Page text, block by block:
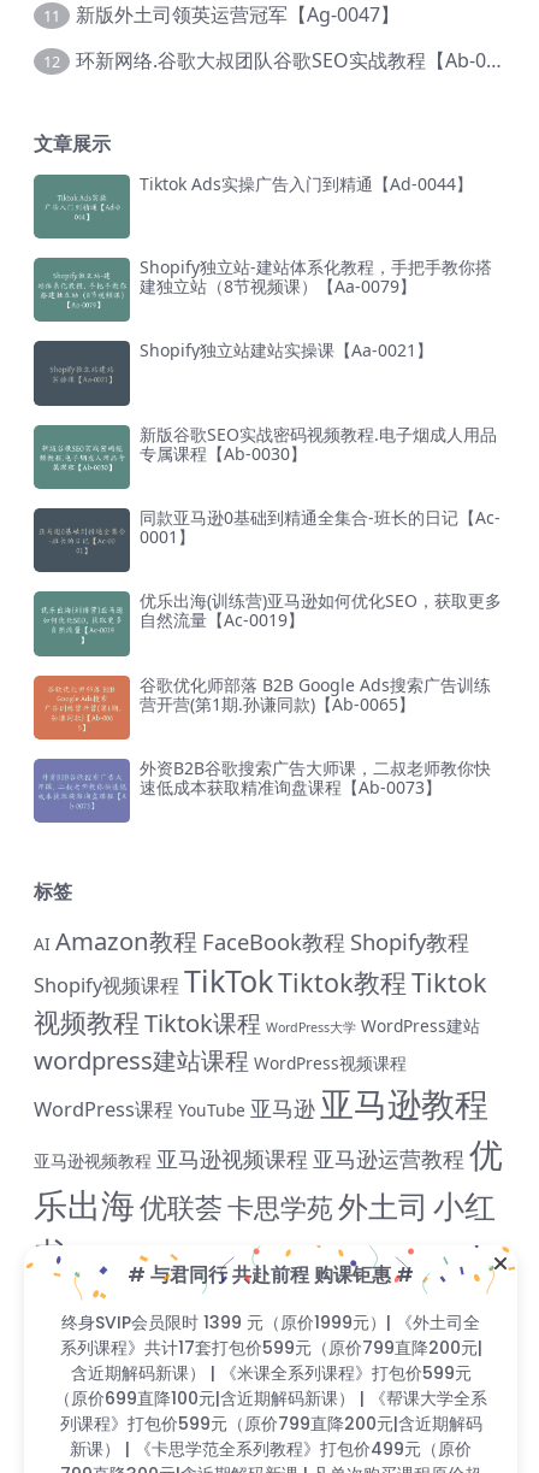
11 新版外土司领英运营冠军【Ag-0047】
12 环新网络.谷歌大叔团队谷歌SEO实战教程【Ab-0024】
文章展示
Tiktok Ads实操广告入门到精通【Ad-0044】
Shopify独立站-建站体系化教程，手把手教你搭
建独立站（8节视频课）【Aa-0079】
Shopify独立站建站实操课【Aa-0021】
新版谷歌SEO实战密码视频教程.电子烟成人用品
专属课程【Ab-0030】
同款亚马逊0基础到精通全集合-班长的日记【Ac-
0001】
优乐出海(训练营)亚马逊如何优化SEO，获取更多
自然流量【Ac-0019】
谷歌优化师部落 B2B Google Ads搜索广告训练
营开营(第1期.孙谦同款)【Ab-0065】
外资B2B谷歌搜索广告大师课，二叔老师教你快
速低成本获取精准询盘课程【Ab-0073】
标签
AI Amazon教程 FaceBook教程 Shopify教程
Shopify视频课程 TikTokTiktok教程Tiktok
视频教程Tiktok课程 WordPress大学 WordPress建站
wordpress建站课程 WordPress视频课程
WordPress课程 YouTube 亚马逊 亚马逊教程
亚马逊视频教程 亚马逊视频课程 亚马逊运营教程 优
乐出海优联荟卡思学苑外土司 小红
书
小红书教程 成人用品 抖音教程 拼多多 拼多多教
淘宝教程 独立站教程 米课 脸书教程
谷歌
ADS教程谷歌SEO教程 谷歌SEO课程 谷歌运用教程
境B哥 阿里国际站雨课网雷子教程 颜Sir 飞橙教育
# 与君同行 共赴前程 购课钜惠 #
终身SVIP会员限时 1399 元（原价1999元）| 《外土司全
系列课程》共计17套打包价599元（原价799直降200元|
含近期解码新课） | 《米课全系列课程》打包价599元
（原价699直降100元|含近期解码新课） | 《帮课大学全系
列课程》打包价599元（原价799直降200元|含近期解码
新课） | 《卡思学范全系列教程》打包价499元（原价